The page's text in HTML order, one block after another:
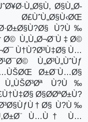
Ø§Ù„Ø­
Ø£ÙˆÙ„Ø§Ù‹ØŒ
Ù?Ù‰
Ù„Ù„Ø¬Ø¨Ù‡Ø©
Ù†Ù?Ø³Ù‡Ø§ Ù…
Ù„Ø³Ù„ÙˆÙƒ
Ø±Ø¨Ù…Ø§
Ù?Ù‰
Ø§Ø­ØªØ±Ù?
Ø³Ø§ÙƒÙ†Ø§ Ù?Ù‰
Ù…Ù† Ù…